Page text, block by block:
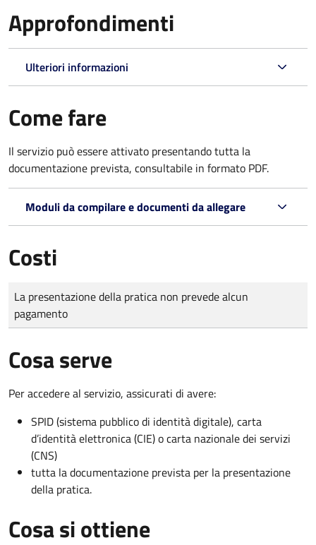
Approfondimenti
Ulteriori informazioni
Come fare
Il servizio può essere attivato presentando tutta la
documentazione prevista, consultabile in formato PDF.
Moduli da compilare e documenti da allegare
Costi
Tipo di pagamento
Importo
La presentazione della pratica non prevede alcun
pagamento
Cosa serve
Per accedere al servizio, assicurati di avere:
SPID (sistema pubblico di identità digitale), carta
d’identità elettronica (CIE) o carta nazionale dei servizi
(CNS)
tutta la documentazione prevista per la presentazione
della pratica.
Cosa si ottiene